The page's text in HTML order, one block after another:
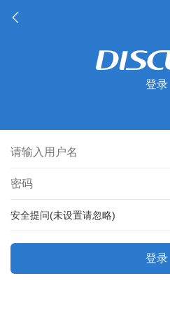
登录
安全提问(未设置请忽略)
登录